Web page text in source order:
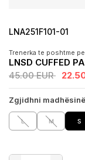
LNA251F101-01
Trenerka te poshtme
LNSD CUFFED
45.00 EUR
Zgjidhni madhësinë
L M S